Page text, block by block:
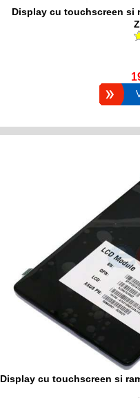
Display cu touchscreen si
Display cu touchscreen si